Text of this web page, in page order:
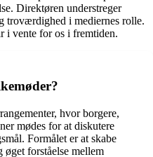
Direktøren understreger
troværdighed i mediernes rolle.
i vente for os i fremtiden.
hvor borgere,
mødes for at diskutere
Formålet er at skabe
øget forståelse mellem